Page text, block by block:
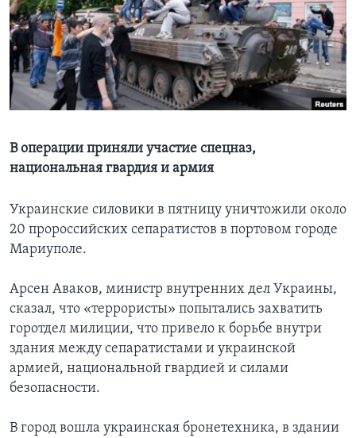
Learning English
СОЦИАЛЬНЫЕ СЕТИ
Языки
В операции приняли участие спецназ,
национальная гвардия и армия
Украинские силовики в пятницу уничтожили около
20 пророссийских сепаратистов в портовом городе
Мариуполе.
Арсен Аваков, министр внутренних дел Украины,
сказал, что «террористы» попытались захватить
горотдел милиции, что привело к борьбе внутри
здания между сепаратистами и украинской
армией, национальной гвардией и силами
безопасности.
В город вошла украинская бронетехника, в здании